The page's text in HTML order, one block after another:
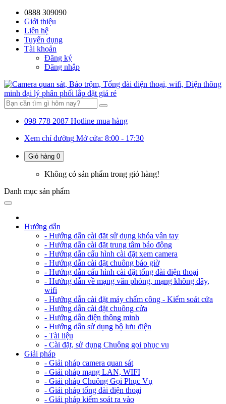
0888 309090
Giới thiệu
Liên hệ
Tuyển dụng
Tài khoản
Đăng ký
Đăng nhập
098 778 2087 Hotline mua hàng
Xem chỉ đường Mở cửa: 8:00 - 17:30
Giỏ hàng 0
Không có sản phẩm trong giỏ hàng!
Danh mục sản phẩm
Hướng dẫn
- Hướng dẫn cài đặt sử dụng khóa vân tay
- Hướng dẫn cài đặt trung tâm báo động
- Hướng dẫn cấu hình cài đặt xem camera
- Hướng dẫn cài đặt chuông báo giờ
- Hướng dẫn cấu hình cài đặt tổng đài điện thoại
- Hướng dẫn về mạng văn phòng, mạng không dây,
wifi
- Hướng dẫn cài đặt máy chấm công - Kiểm soát cửa
- Hướng dẫn cài đặt chuông cửa
- Hướng dẫn điện thông minh
- Hướng dẫn sử dụng bộ lưu điện
- Tài liệu
- Cài đặt, sử dụng Chuông gọi phục vụ
Giải pháp
- Giải pháp camera quan sát
- Giải pháp mạng LAN, WIFI
- Giải pháp Chuông Gọi Phục Vụ
- Giải pháp tổng đài điện thoại
- Giải pháp kiểm soát ra vào